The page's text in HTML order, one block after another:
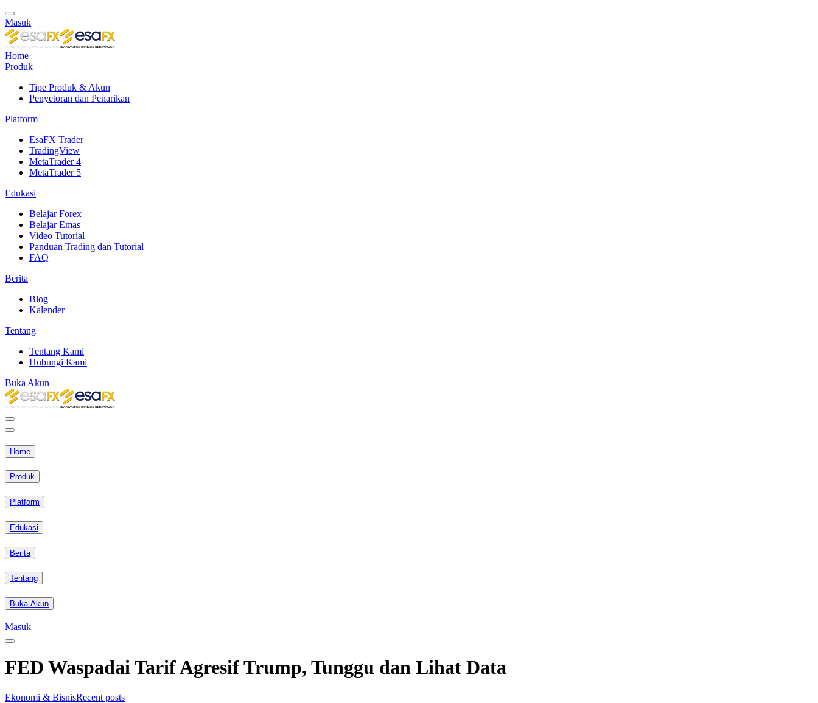
Masuk
Home
Produk
Tipe Produk & Akun
Penyetoran dan Penarikan
Platform
EsaFX Trader
TradingView
MetaTrader 4
MetaTrader 5
Edukasi
Belajar Forex
Belajar Emas
Video Tutorial
Panduan Trading dan Tutorial
FAQ
Berita
Blog
Kalender
Tentang
Tentang Kami
Hubungi Kami
Buka Akun
Home
Produk
Platform
Edukasi
Berita
Tentang
Buka Akun
Masuk
FED Waspadai Tarif Agresif Trump, Tunggu dan Lihat Data
Ekonomi & BisnisRecent posts